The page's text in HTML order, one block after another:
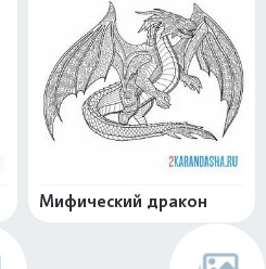
Мифический дракон